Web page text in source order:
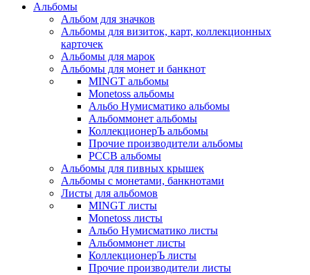
Альбомы
Альбом для значков
Альбомы для визиток, карт, коллекционных
карточек
Альбомы для марок
Альбомы для монет и банкнот
MINGT альбомы
Monetoss альбомы
Альбо Нумисматико альбомы
Альбоммонет альбомы
КоллекционерЪ альбомы
Прочие производители альбомы
РССВ альбомы
Альбомы для пивных крышек
Альбомы с монетами, банкнотами
Листы для альбомов
MINGT листы
Monetoss листы
Альбо Нумисматико листы
Альбоммонет листы
КоллекционерЪ листы
Прочие производители листы